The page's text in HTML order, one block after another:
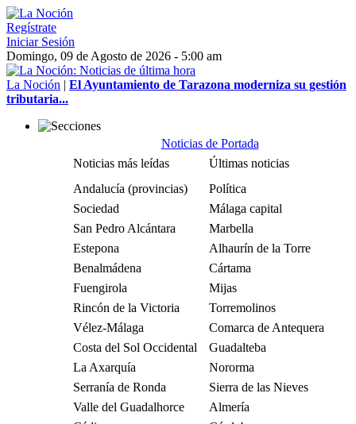
Regístrate
Iniciar Sesión
Domingo, 09 de Agosto de 2026 - 5:00 am
La Noción | El Ayuntamiento de Tarazona moderniza su gestión
tributaria...
Noticias de Portada
Noticias más leídas
Últimas noticias
Andalucía (provincias)
Política
Sociedad
Málaga capital
San Pedro Alcántara
Marbella
Estepona
Alhaurín de la Torre
Benalmádena
Cártama
Fuengirola
Mijas
Rincón de la Victoria
Torremolinos
Vélez-Málaga
Comarca de Antequera
Costa del Sol Occidental
Guadalteba
La Axarquía
Nororma
Serranía de Ronda
Sierra de las Nieves
Valle del Guadalhorce
Almería